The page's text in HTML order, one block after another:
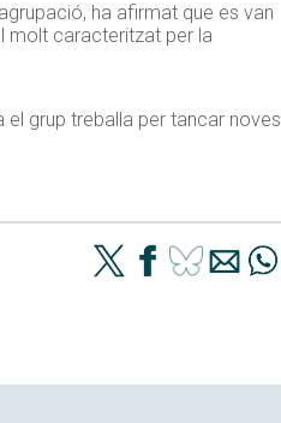
ha afirmat que es van
molt caracteritzat per la
grup treballa per tancar noves